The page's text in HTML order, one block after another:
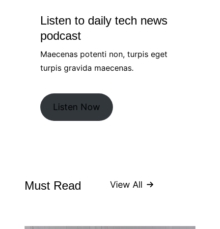
Listen to daily tech news
podcast
Maecenas potenti non, turpis eget
turpis gravida maecenas.
Listen Now
Must Read View All